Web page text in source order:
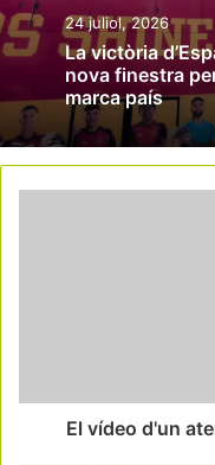
24 juliol, 2026
La victòria
nova finestra
marca país
El vídeo d'un